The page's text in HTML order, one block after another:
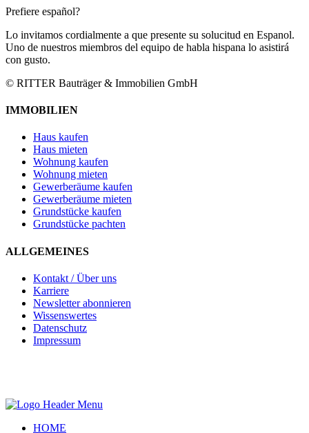
Prefiere español?
Lo invitamos cordialmente a que presente su solucitud en Espanol.
Uno de nuestros miembros del equipo de habla hispana lo asistirá
con gusto.
© RITTER Bauträger & Immobilien GmbH
IMMOBILIEN
Haus kaufen
Haus mieten
Wohnung kaufen
Wohnung mieten
Gewerberäume kaufen
Gewerberäume mieten
Grundstücke kaufen
Grundstücke pachten
ALLGEMEINES
Kontakt / Über uns
Karriere
Newsletter abonnieren
Wissenswertes
Datenschutz
Impressum
HOME